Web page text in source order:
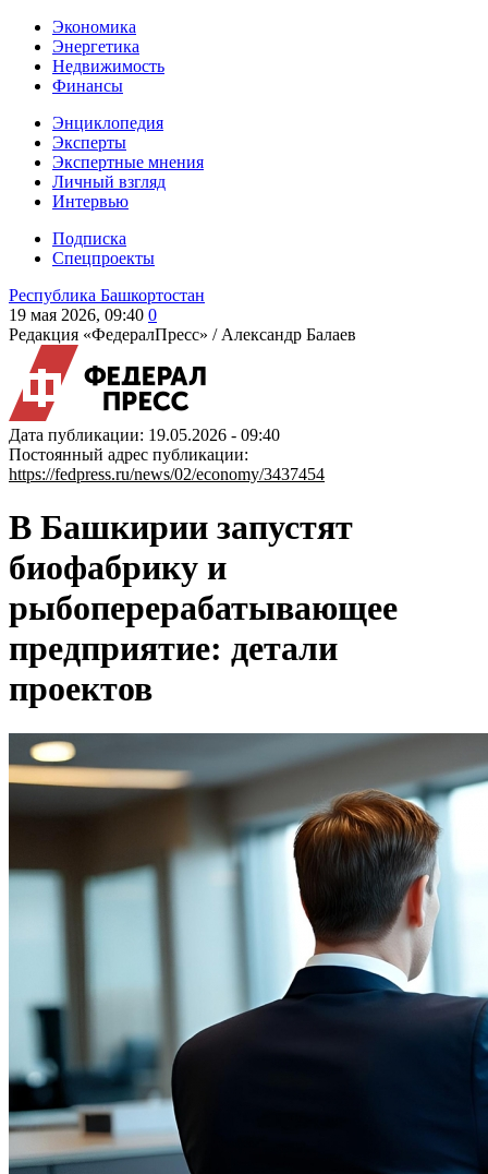
Экономика
Энергетика
Недвижимость
Финансы
Энциклопедия
Эксперты
Экспертные мнения
Личный взгляд
Интервью
Подписка
Спецпроекты
Республика Башкортостан
19 мая 2026, 09:40 0
Редакция «ФедералПресс» / Александр Балаев
Дата публикации: 19.05.2026 - 09:40
Постоянный адрес публикации:
https://fedpress.ru/news/02/economy/3437454
В Башкирии запустят
биофабрику и
рыбоперерабатывающее
предприятие: детали
проектов